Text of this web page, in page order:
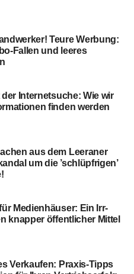
Teu­re Wer­bung:
Fal­len und lee­res
der Inter­net­su­che: Wie wir
fin­den werden
aus dem Leera­ner
um die ’schlüpf­ri­gen’
Medi­en­häu­ser: Ein Irr­
knap­per öffent­li­cher Mittel
Ver­kau­fen: Pra­xis-Tipps